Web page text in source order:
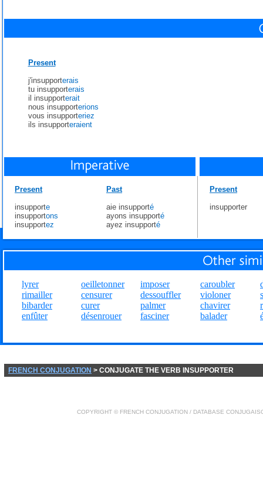
Present
j'insupporterais
tu insupporterais
il insupporterait
nous insupporterions
vous insupporteriez
ils insupporteraient
Present
insupporte
insupportons
insupportez
Past
aie insupporté
ayons insupporté
ayez insupporté
Present
insupporter
lyrer
rimailler
bibarder
enfûter
oeilletonner
censurer
curer
désenrouer
imposer
dessouffler
palmer
fasciner
caroubler
violoner
chavirer
balader
FRENCH CONJUGATION > CONJUGATE THE VERB INSUPPORTER
COPYRIGHT © FRENCH CONJUGATION / DATABASE